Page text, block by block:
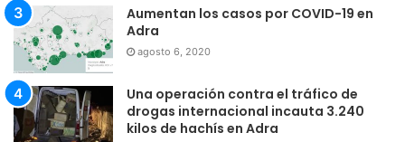
Aumentan los casos por COVID-19 en
Adra
agosto 6, 2020
Una operación contra el tráfico de
drogas internacional incauta 3.240
kilos de hachís en Adra